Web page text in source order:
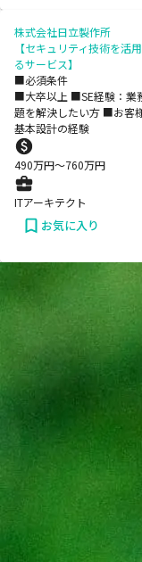
株式会社日立製作所
【セキュリティ技術を活
るサービス】
■必須条件
■大卒以上 ■SE経験：業
題を解決したい方 ■お客
基本設計の経験
490万円〜760万円
ITアーキテクト
お気に入り